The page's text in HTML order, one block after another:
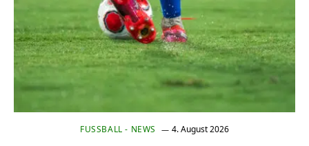
FUSSBALL - NEWS 4. August 2026